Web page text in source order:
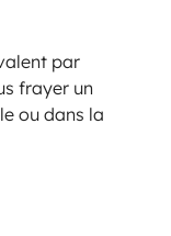
par
frayer un
ou dans la